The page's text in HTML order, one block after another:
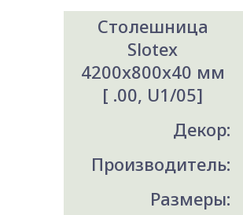
Столешница
Slotex
4200x800x40 мм
[ .00, U1/05]
Декор:
Производитель:
Размеры: